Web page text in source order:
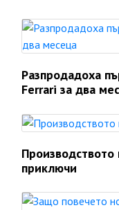
Разпродадоха
Ferrari за два
приключи